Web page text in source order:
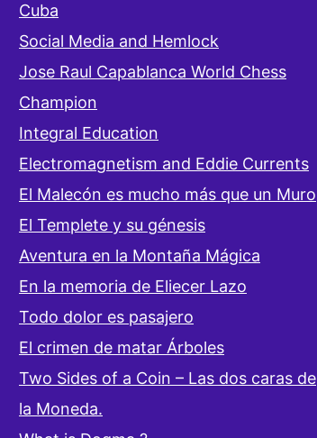
Cuba
Social Media and Hemlock
Jose Raul Capablanca World Chess
Champion
Integral Education
Electromagnetism and Eddie Currents
El Malecón es mucho más que un Muro
El Templete y su génesis
Aventura en la Montaña Mágica
En la memoria de Eliecer Lazo
Todo dolor es pasajero
El crimen de matar Árboles
Two Sides of a Coin – Las dos caras de
la Moneda.